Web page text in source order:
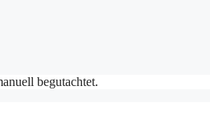
begutachtet.